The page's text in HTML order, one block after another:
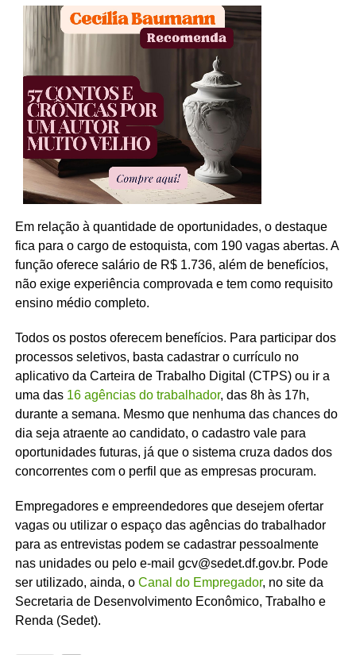
Em relação à quantidade de oportunidades, o destaque
fica para o cargo de estoquista, com 190 vagas abertas. A
função oferece salário de R$ 1.736, além de benefícios,
não exige experiência comprovada e tem como requisito
ensino médio completo.
Todos os postos oferecem benefícios. Para participar dos
processos seletivos, basta cadastrar o currículo no
aplicativo da Carteira de Trabalho Digital (CTPS) ou ir a
uma das 16 agências do trabalhador, das 8h às 17h,
durante a semana. Mesmo que nenhuma das chances do
dia seja atraente ao candidato, o cadastro vale para
oportunidades futuras, já que o sistema cruza dados dos
concorrentes com o perfil que as empresas procuram.
Empregadores e empreendedores que desejem ofertar
vagas ou utilizar o espaço das agências do trabalhador
para as entrevistas podem se cadastrar pessoalmente
nas unidades ou pelo e-mail gcv@sedet.df.gov.br. Pode
ser utilizado, ainda, o Canal do Empregador, no site da
Secretaria de Desenvolvimento Econômico, Trabalho e
Renda (Sedet).